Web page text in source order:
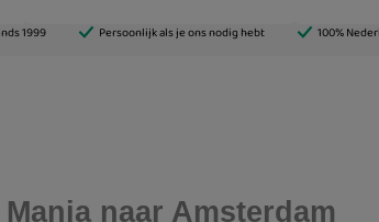
naar Amsterdam